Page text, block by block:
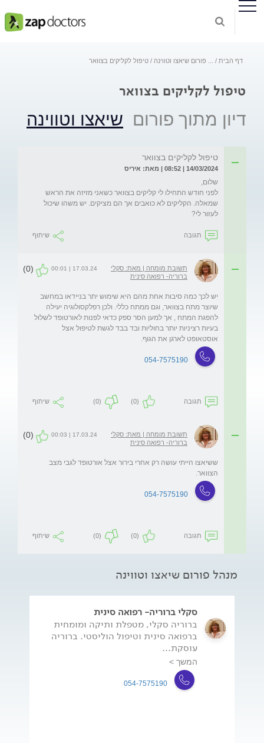
דף הבית פורום שיאצו וטווינה טיפול לקליקים בצוואר
טיפול לקליקים בצוואר
דיון מתוך פורום שיאצו וטווינה
טיפול לקליקים בצוואר
14/03/2024 | 08:52 | מאת: איריס
לפני חודש התחילו לי קליקים בצוואר כשאני מזיזה את הראש
שמאלה. הקליקים לא כואבים אך הם מציקים. יש משהו שיכול
לעזור לי?
תגובה שיתוף
תשובת מומחה | מאת: סקלי
ברוריה- רפואה סינית
17.03.24 | 00:01
(0)
יש לכך כמה סיבות אחת מהם היא שימוש יתר בניידאו במחשב
שיוצר מתח בצוואר, וגם ממתח כללי. ולכן רפלקסולוגיה יעילה
להפגת המתח , אך למען הסר ספק כדאי לפנות לאורטופד לשלול
בעיות רציניות יותר בחוליות ובד בבד לגשת לטיפול אצל
אוסטאופט לארגן את הגוף.
054-7575190
תגובה (0)
(0) שיתוף
תשובת מומחה | מאת: סקלי
ברוריה- רפואה סינית
17.03.24 | 00:03
(0)
ששיאצו הייתי עושה רק אחרי בירור אצל אורטופד לגבי מצב
הצוואר.
054-7575190
תגובה (0)
(0) שיתוף
מנהל פורום שיאצו וטווינה
סקלי ברוריה- רפואה סינית
ברוריה סקלי, מטפלת ותיקה ומומחית
ברפואה סינית וטיפול הוליסטי. ברוריה
עוסקת...
המשך >
054-7575190